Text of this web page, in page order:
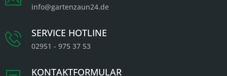
info@gartenzaun24.de
SERVICE HOTLINE
02951 - 975 37 53
KONTAKTFORMULAR